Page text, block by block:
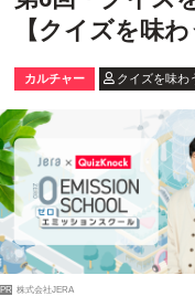
【クイズを味わ
カルチャー クイズを味わ
PR 株式会社JERA